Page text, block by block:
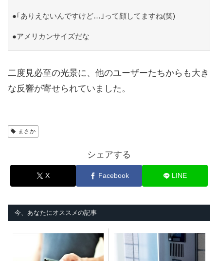
●｢ありえないんですけど…｣って顔してますね(笑)
●アメリカンサイズだな
二度見必至の光景に、他のユーザーたちからも大き
な反響が寄せられていました。
まさか
シェアする
X Facebook LINE
今、あなたにオススメの記事